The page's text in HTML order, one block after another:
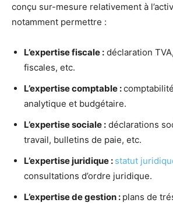
conçu sur-mesure relativement à
notamment permettre :
L’expertise fiscale : déclaration
fiscales, etc.
L’expertise comptable :
analytique et budgétaire.
L’expertise sociale : déclarations
travail, bulletins de paie, etc.
L’expertise juridique : statut
consultations d’ordre juridique.
L’expertise de gestion : plans de